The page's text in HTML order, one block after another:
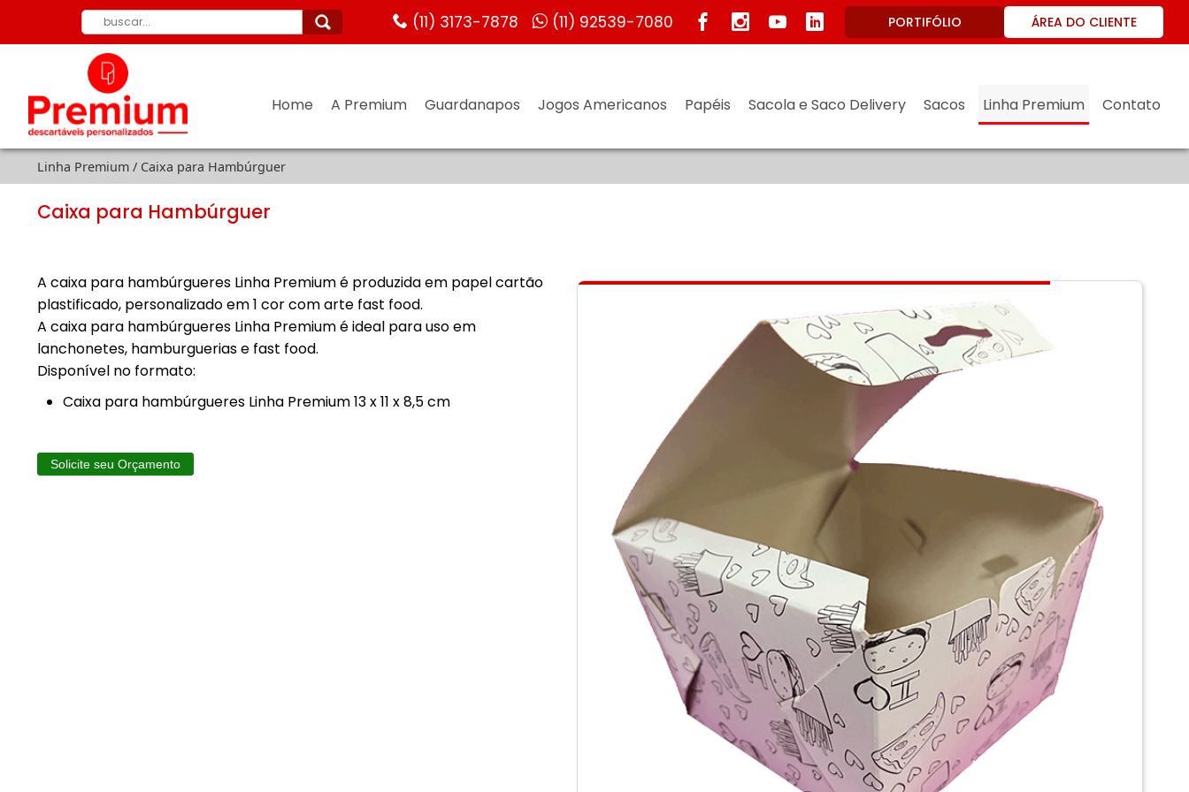
(11) 3173-7878 (11) 92539-7080 PORTIFÓLIO ÁREA DO CLIENTE
Home A Premium Guardanapos Jogos Americanos Papéis Sacola e Saco Delivery Sacos Linha Premium Contato
Linha Premium / Caixa para Hambúrguer
Caixa para Hambúrguer
A caixa para hambúrgueres Linha Premium é produzida em papel cartão
plastificado, personalizado em 1 cor com arte fast food.
A caixa para hambúrgueres Linha Premium é ideal para uso em
lanchonetes, hamburguerias e fast food.
Disponível no formato:
Caixa para hambúrgueres Linha Premium 13 x 11 x 8,5 cm
Solicite seu Orçamento